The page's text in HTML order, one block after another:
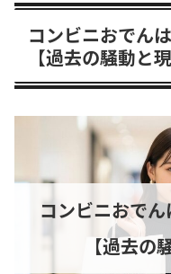
コンビニおでん
【過去の騒動と
コンビニおで
【過去の